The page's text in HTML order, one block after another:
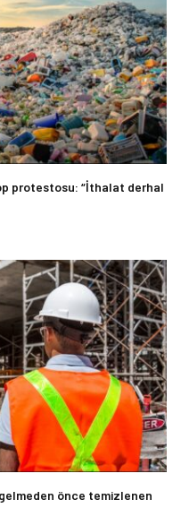
protestosu: “İthalat derhal
önce temizlenen